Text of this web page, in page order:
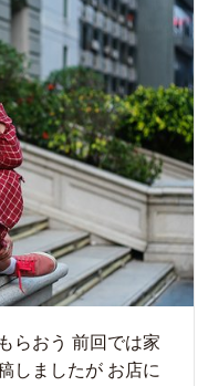
らおう 前回では家
しましたが お店に